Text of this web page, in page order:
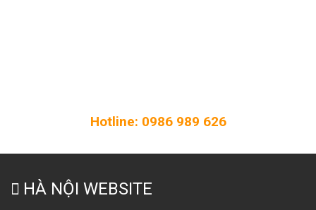
Hotline: 0986 989 626
HÀ NỘI WEBSITE